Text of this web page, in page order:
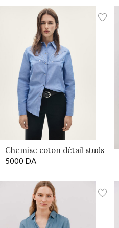
Chemise coton détail studs
5000 DA